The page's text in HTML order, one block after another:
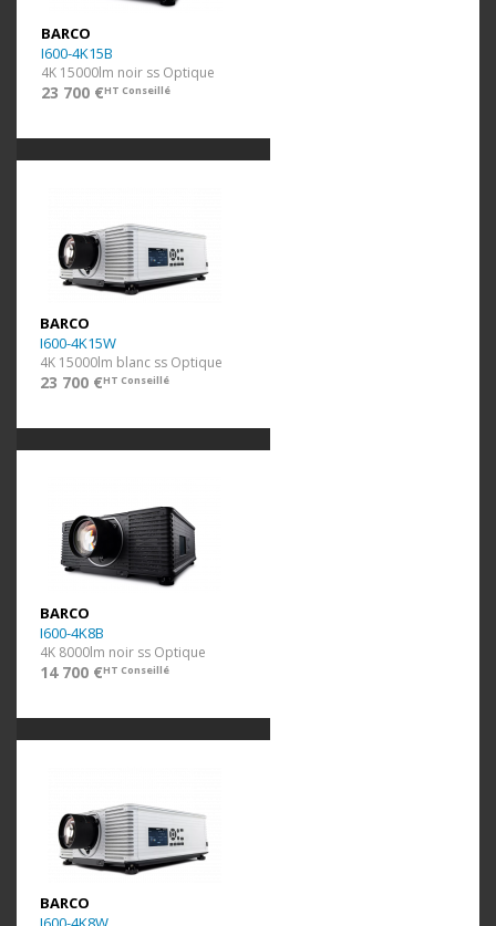
BARCO
I600-4K15B
4K 15000lm noir ss Optique
23 700 €HT Conseillé
BARCO
I600-4K15W
4K 15000lm blanc ss Optique
23 700 €HT Conseillé
BARCO
I600-4K8B
4K 8000lm noir ss Optique
14 700 €HT Conseillé
BARCO